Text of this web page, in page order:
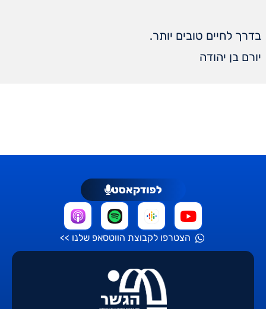
בדרך לחיים טובים יותר.
יורם בן יהודה
לפודקאסט
הצטרפו לקבוצת הווטסאפ שלנו >>